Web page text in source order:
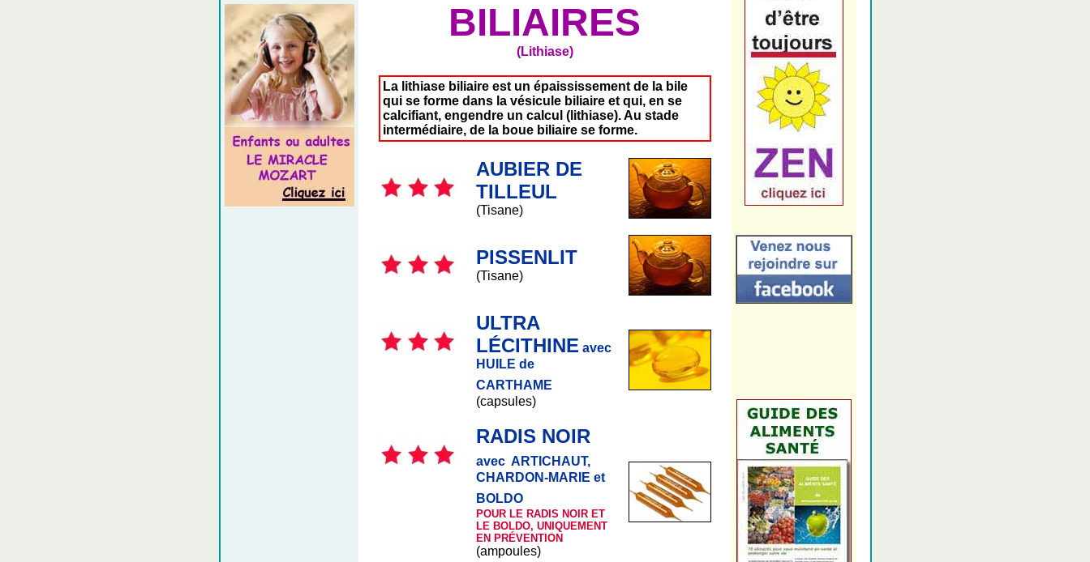
BILIAIRES
(Lithiase)
La lithiase biliaire est un épaississement de la bile
qui se forme dans la vésicule biliaire et qui, en se
calcifiant, engendre un calcul (lithiase). Au stade
intermédiaire, de la boue biliaire se forme.
AUBIER DE
TILLEUL
(Tisane)
PISSENLIT
(Tisane)
ULTRA
LÉCITHINE avec
HUILE de
CARTHAME
(capsules)
RADIS NOIR
avec ARTICHAUT,
CHARDON-MARIE et
BOLDO
POUR LE RADIS NOIR ET
LE BOLDO, UNIQUEMENT
EN PRÉVENTION
(ampoules)